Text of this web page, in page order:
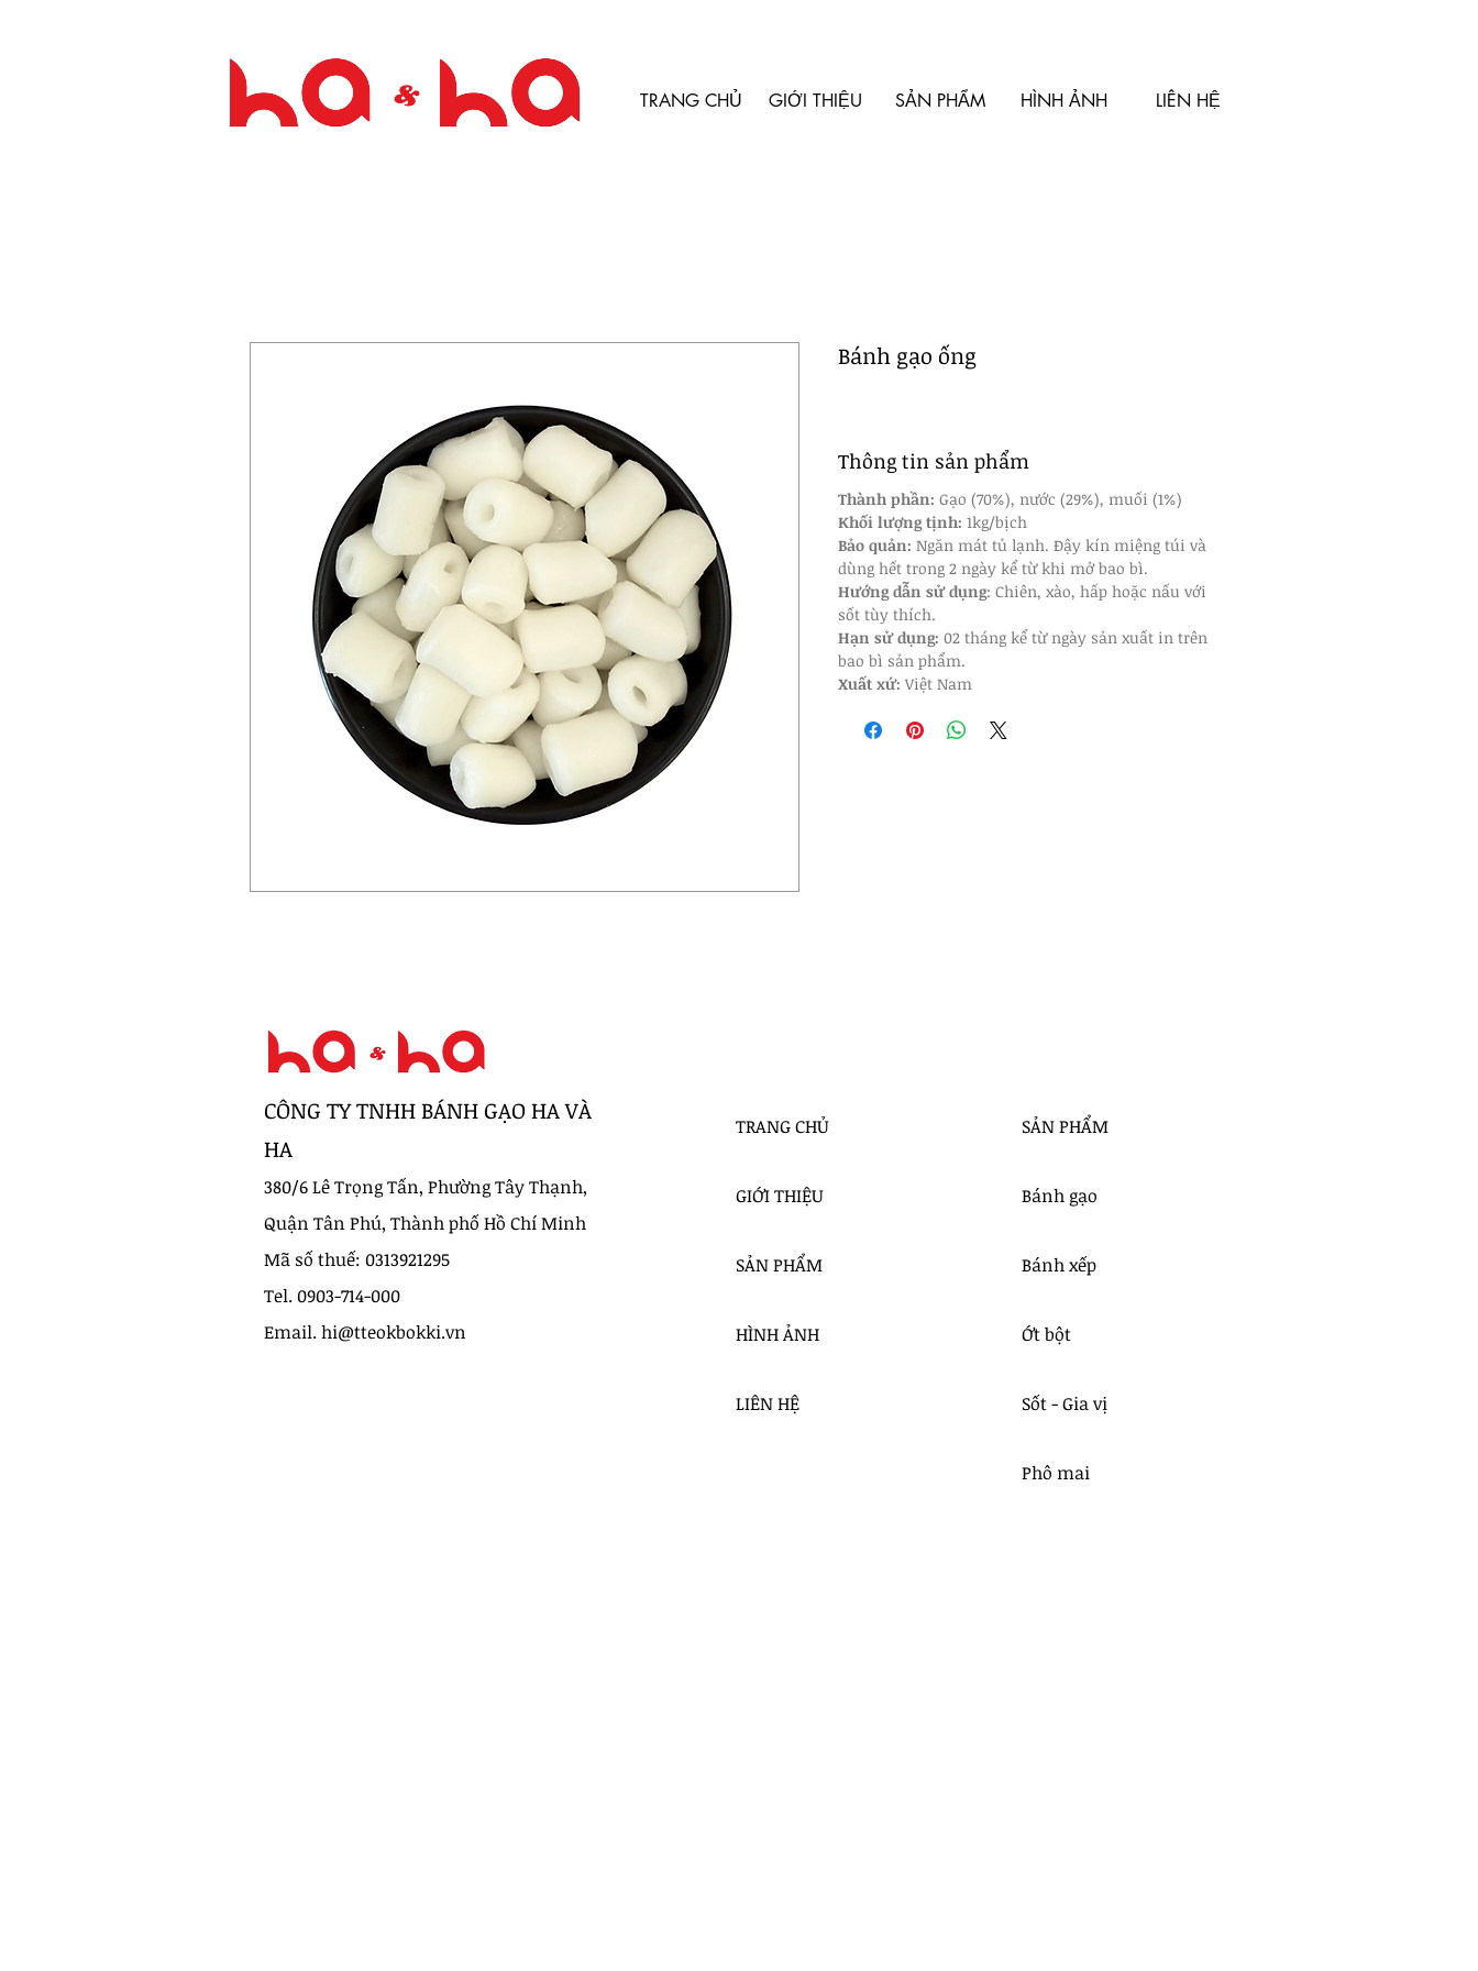
TRANG CHỦ GIỚI THIỆU SẢN PHẨM HÌNH ẢNH LIÊN HỆ
Bánh gạo ống
Thông tin sản phẩm
Thành phần: Gạo (70%), nước (29%), muối (1%)
Khối lượng tịnh: 1kg/bịch
Bảo quản: Ngăn mát tủ lạnh. Đậy kín miệng túi và
dùng hết trong 2 ngày kể từ khi mở bao bì.
Hướng dẫn sử dụng: Chiên, xào, hấp hoặc nấu với
sốt tùy thích.
Hạn sử dụng: 02 tháng kể từ ngày sản xuất in trên
bao bì sản phẩm.
Xuất xứ: Việt Nam
CÔNG TY TNHH BÁNH GẠO HA VÀ
HA
380/6 Lê Trọng Tấn, Phường Tây Thạnh,
Quận Tân Phú, Thành phố Hồ Chí Minh
Mã số thuế: 0313921295
Tel. 0903-714-000
Email. hi@tteokbokki.vn
TRANG CHỦ
GIỚI THIỆU
SẢN PHẨM
HÌNH ẢNH
LIÊN HỆ
SẢN PHẨM
Bánh gạo
Bánh xếp
Ớt bột
Sốt - Gia vị
Phô mai